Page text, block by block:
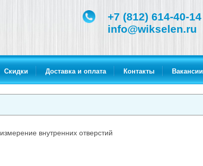
+7 (812) 614-40-14
info@wikselen.ru
Скидки Доставка и оплата Контакты Вакансии
измерение внутренних отверстий